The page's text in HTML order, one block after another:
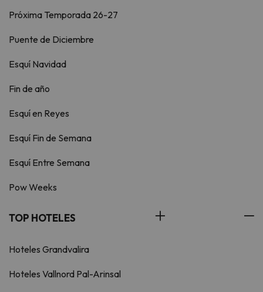
Próxima Temporada 26-27
Puente de Diciembre
Esquí Navidad
Fin de año
Esquí en Reyes
Esquí Fin de Semana
Esquí Entre Semana
Pow Weeks
TOP HOTELES
Hoteles Grandvalira
Hoteles Vallnord Pal-Arinsal